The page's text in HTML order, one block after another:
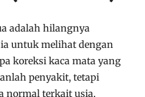
adalah hilangnya
untuk melihat dengan
koreksi kaca mata yang
penyakit, tetapi
normal terkait usia.